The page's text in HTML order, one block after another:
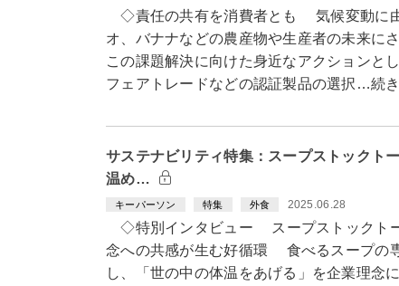
◇責任の共有を消費者とも 気候変動に由
オ、バナナなどの農産物や生産者の未来に
この課題解決に向けた身近なアクションと
フェアトレードなどの認証製品の選択…続
サステナビリティ特集：スープストック
温め…
キーパーソン 特集 外食 2025.06.28
◇特別インタビュー スープストックト
念への共感が生む好循環 食べるスープの
し、「世の中の体温をあげる」を企業理念